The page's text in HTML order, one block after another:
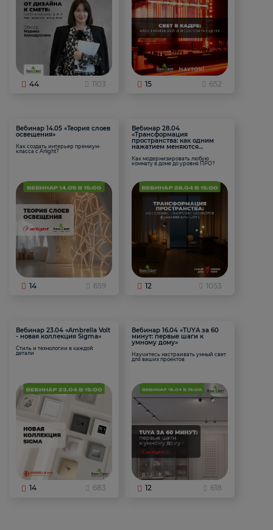
44 1103 15 652
Вебинар 14.05 «Теория слоев
освещения»
Как создать интерьер премиум-
класса с Arlight?
14 659
Вебинар 28.04
«Трансформация
пространства: как одним
нажатием меняются
Как модернизировать любую
комнату в доме до уровня ПРО?
12 1053
Вебинар 23.04 «Ambrella Volt
- новая коллекция Sigma»
Стиль и технологии в каждой
детали
14 683
Вебинар 16.04 «TUYA за 60
минут: первые шаги к
умному дому»
Научитесь настраивать умный свет
для ваших проектов
12 618